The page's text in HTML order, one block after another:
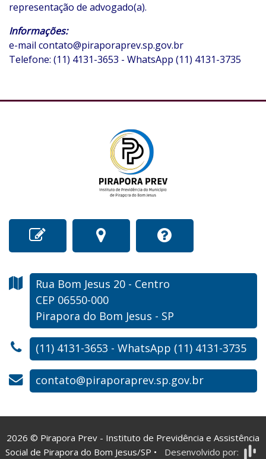
representação de advogado(a).
Informações:
e-mail contato@piraporaprev.sp.gov.br
Telefone: (11) 4131-3653 - WhatsApp (11) 4131-3735
Rua Bom Jesus 20 - Centro
CEP 06550-000
Pirapora do Bom Jesus - SP
(11) 4131-3653 - WhatsApp (11) 4131-3735
contato@piraporaprev.sp.gov.br
2026 © Pirapora Prev - Instituto de Previdência e Assistência
Social de Pirapora do Bom Jesus/SP • Desenvolvido por: